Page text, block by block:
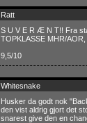
Ratt
S U V E R Æ N T!! Fra
TOPKLASSE MHR/AOR,
9,5/10
Whitesnake
Husker da godt nok
den vist aldrig gjort det
snarest give den en